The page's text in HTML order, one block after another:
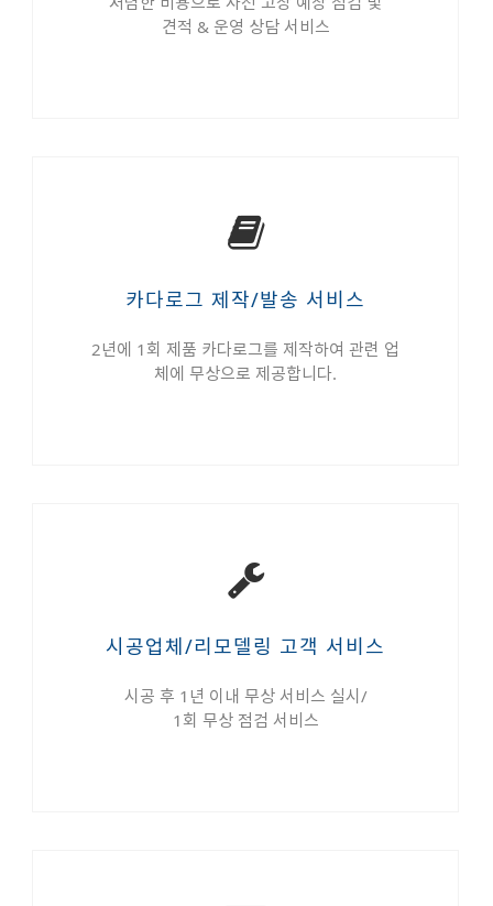
견적 & 운영 상담 서비스
카다로그 제작/발송 서비스
2년에 1회 제품 카다로그를 제작하여 관련 업
체에 무상으로 제공합니다.
시공업체/리모델링 고객 서비스
시공 후 1년 이내 무상 서비스 실시/
1회 무상 점검 서비스